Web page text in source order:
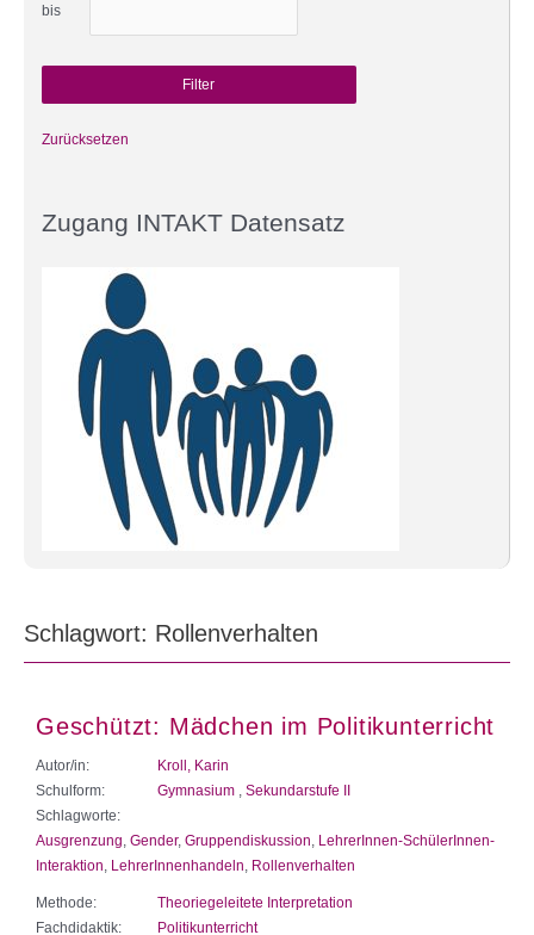
bis
Zurücksetzen
Zugang INTAKT Datensatz
Schlagwort: Rollenverhalten
Geschützt: Mädchen im Politikunterricht
Autor/in:
Kroll, Karin
Schulform:
Gymnasium
Sekundarstufe II
Schlagworte:
Ausgrenzung Gender, Gruppendiskussion LehrerInnen-SchülerInnen-
Interaktion LehrerInnenhandeln Rollenverhalten
Methode:
Theoriegeleitete Interpretation
Fachdidaktik:
Politikunterricht